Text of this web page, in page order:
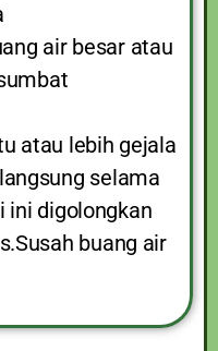
air besar atau
atau lebih gejala
selama
ini digolongkan
buang air